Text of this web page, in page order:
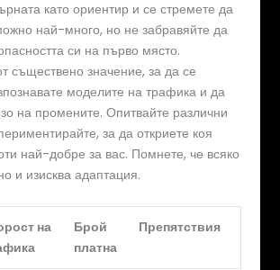
като ориентир и се стремете да
най-много, но не забравяйте да
си на първо място.
съществено значение, за да се
моделите на трафика и да
на промените. Опитвайте различни
за да откриете коя
най-добре за вас. Помнете, че всяко
и изисква адаптация.
на
Брой
платна
Препятствия